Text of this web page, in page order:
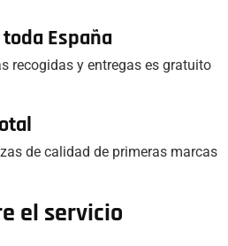
España
recogidas y entregas es gratuito
de calidad de primeras marcas
el servicio